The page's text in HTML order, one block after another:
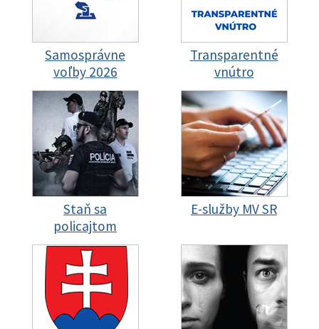
Samosprávne
voľby 2026
Transparentné
vnútro
Staň sa
policajtom
E-služby MV SR